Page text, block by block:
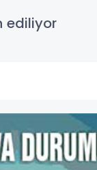
ediliyor